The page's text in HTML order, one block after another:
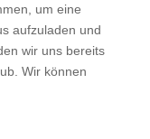
um eine
aufzuladen und
wir uns bereits
Wir können